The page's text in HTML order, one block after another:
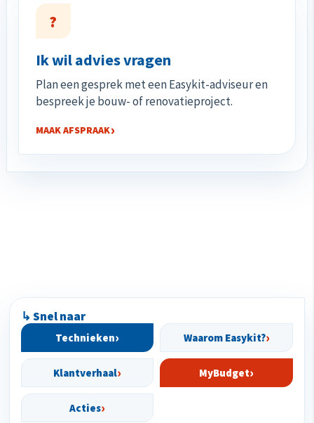
?
Ik wil advies vragen
Plan een gesprek met een Easykit-adviseur en
bespreek je bouw- of renovatieproject.
MAAK AFSPRAAK
↳ Snel naar
Technieken Waarom Easykit?
Klantverhaal MyBudget
Acties